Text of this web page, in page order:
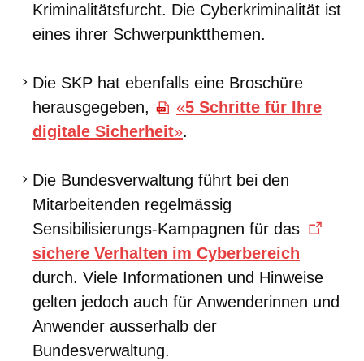
Kriminalitätsfurcht. Die Cyberkriminalität ist
eines ihrer Schwerpunktthemen.
Die SKP hat ebenfalls eine Broschüre
herausgegeben,
«5 Schritte für Ihre
digitale Sicherheit».
Die Bundesverwaltung führt bei den
Mitarbeitenden regelmässig
Sensibilisierungs-Kampagnen für das
sichere Verhalten im Cyberbereich
durch. Viele Informationen und Hinweise
gelten jedoch auch für Anwenderinnen und
Anwender ausserhalb der
Bundesverwaltung.